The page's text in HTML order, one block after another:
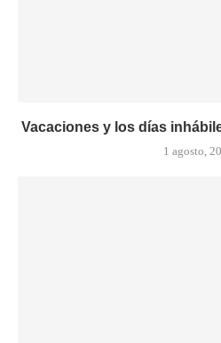
Vacaciones y los días
1 agosto,